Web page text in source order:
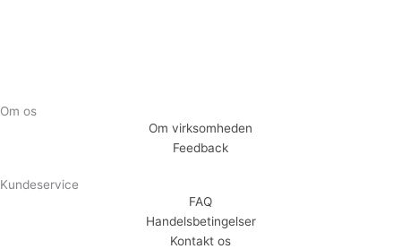
Om os
Om virksomheden
Feedback
Kundeservice
FAQ
Handelsbetingelser
Kontakt os